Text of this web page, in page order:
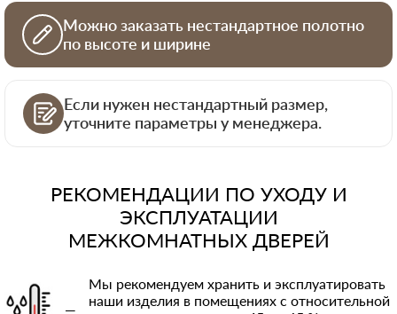
Можно заказать нестандартное полотно
по высоте и ширине
Если нужен нестандартный размер,
уточните параметры у менеджера.
РЕКОМЕНДАЦИИ ПО УХОДУ И
ЭКСПЛУАТАЦИИ
МЕЖКОМНАТНЫХ ДВЕРЕЙ
—
Мы рекомендуем хранить и эксплуатировать
наши изделия в помещениях с относительной